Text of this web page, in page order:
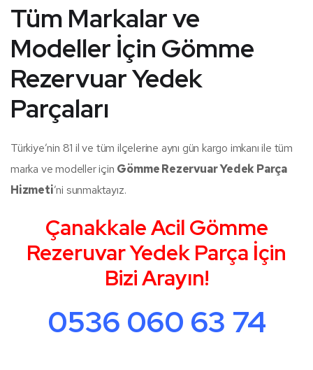
Tüm Markalar ve
Modeller İçin Gömme
Rezervuar Yedek
Parçaları
Türkiye’nin 81 il ve tüm ilçelerine aynı gün kargo imkanı ile tüm
marka ve modeller için Gömme Rezervuar Yedek Parça
Hizmeti’ni sunmaktayız.
Çanakkale Acil Gömme
Rezeruvar Yedek Parça İçin
Bizi Arayın!
0536 060 63 74